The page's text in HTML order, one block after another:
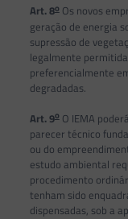
Art. 8oOs novos
geração de energia
supressão de
legalmente
preferencialmente
degradadas.
Art. 9oO IEMA
parecer técnico
ou do
estudo ambiental
procedimento
tenham sido
dispensadas, sob a